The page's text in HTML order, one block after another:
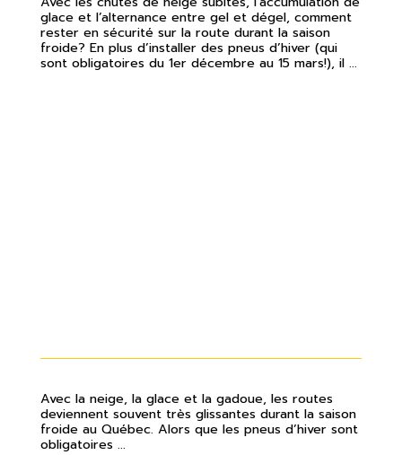
glace et l’alternance entre gel et dégel, comment
rester en sécurité sur la route durant la saison
froide? En plus d’installer des pneus d’hiver (qui
sont obligatoires du 1er décembre au 15 mars!), il ...
Avec la neige, la glace et la gadoue, les routes
deviennent souvent très glissantes durant la saison
froide au Québec. Alors que les pneus d’hiver sont
obligatoires ...